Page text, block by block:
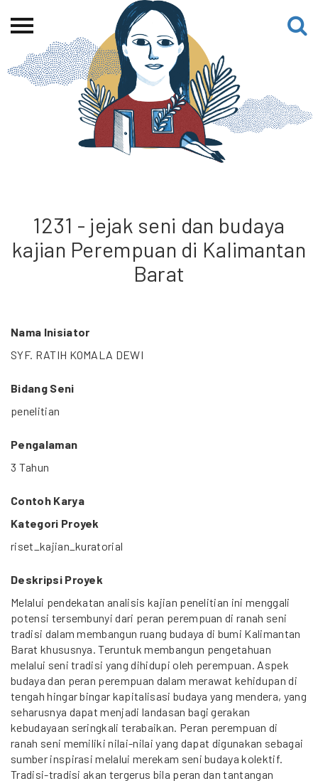
Beranda
Tentang
Permohonan Hibah
Sekolah Pemikiran
Proyek Terdahulu
1231 - jejak seni dan budaya
kajian Perempuan di Kalimantan
Barat
Nama Inisiator
SYF. RATIH KOMALA DEWI
Bidang Seni
penelitian
Pengalaman
3 Tahun
Contoh Karya
Kategori Proyek
riset_kajian_kuratorial
Deskripsi Proyek
Melalui pendekatan analisis kajian penelitian ini menggali
potensi tersembunyi dari peran perempuan di ranah seni
tradisi dalam membangun ruang budaya di bumi Kalimantan
Barat khususnya. Teruntuk membangun pengetahuan
melalui seni tradisi yang dihidupi oleh perempuan. Aspek
budaya dan peran perempuan dalam merawat kehidupan di
tengah hingar bingar kapitalisasi budaya yang mendera, yang
seharusnya dapat menjadi landasan bagi gerakan
kebudayaan seringkali terabaikan. Peran perempuan di
ranah seni memiliki nilai-nilai yang dapat digunakan sebagai
sumber inspirasi melalui merekam seni budaya kolektif.
Tradisi-tradisi akan tergerus bila peran dan tantangan